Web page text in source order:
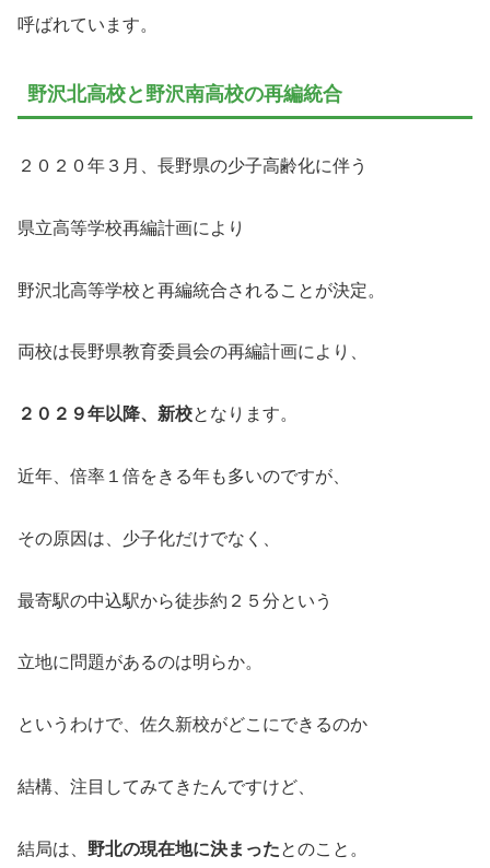
呼ばれています。
野沢北高校と野沢南高校の再編統合
２０２０年３月、長野県の少子高齢化に伴う
県立高等学校再編計画により
野沢北高等学校と再編統合されることが決定。
両校は長野県教育委員会の再編計画により、
２０２９年以降、新校となります。
近年、倍率１倍をきる年も多いのですが、
その原因は、少子化だけでなく、
最寄駅の中込駅から徒歩約２５分という
立地に問題があるのは明らか。
というわけで、佐久新校がどこにできるのか
結構、注目してみてきたんですけど、
結局は、 野北の現在地に決まったとのこと。